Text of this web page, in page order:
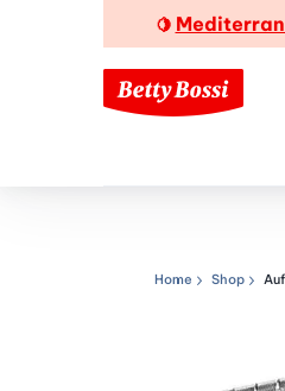
🍋
Navigationspfad
Home Shop